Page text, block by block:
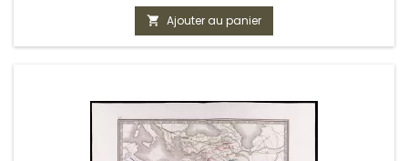
 Ajouter au panier